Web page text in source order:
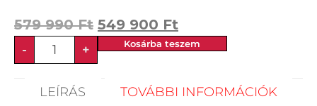
579 990Ft 549 900 Ft
- + Kosárba teszem
LEÍRÁS TOVÁBBI INFORMÁCIÓK